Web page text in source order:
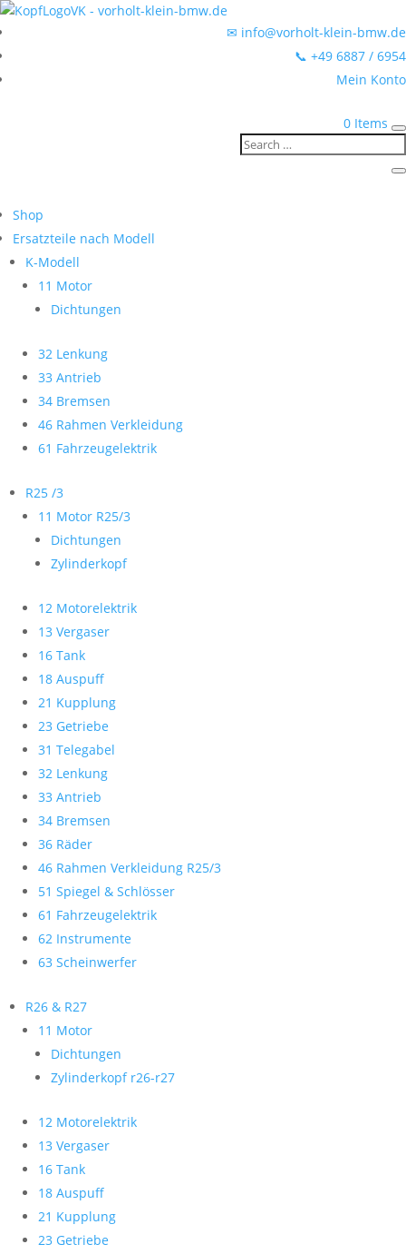
✉ info@vorholt-klein-bmw.de
📞 +49 6887 / 6954
Mein Konto
0 Items
Shop
Ersatzteile nach Modell
K-Modell
11 Motor
Dichtungen
32 Lenkung
33 Antrieb
34 Bremsen
46 Rahmen Verkleidung
61 Fahrzeugelektrik
R25 /3
11 Motor R25/3
Dichtungen
Zylinderkopf
12 Motorelektrik
13 Vergaser
16 Tank
18 Auspuff
21 Kupplung
23 Getriebe
31 Telegabel
32 Lenkung
33 Antrieb
34 Bremsen
36 Räder
46 Rahmen Verkleidung R25/3
51 Spiegel & Schlösser
61 Fahrzeugelektrik
62 Instrumente
63 Scheinwerfer
R26 & R27
11 Motor
Dichtungen
Zylinderkopf r26-r27
12 Motorelektrik
13 Vergaser
16 Tank
18 Auspuff
21 Kupplung
23 Getriebe